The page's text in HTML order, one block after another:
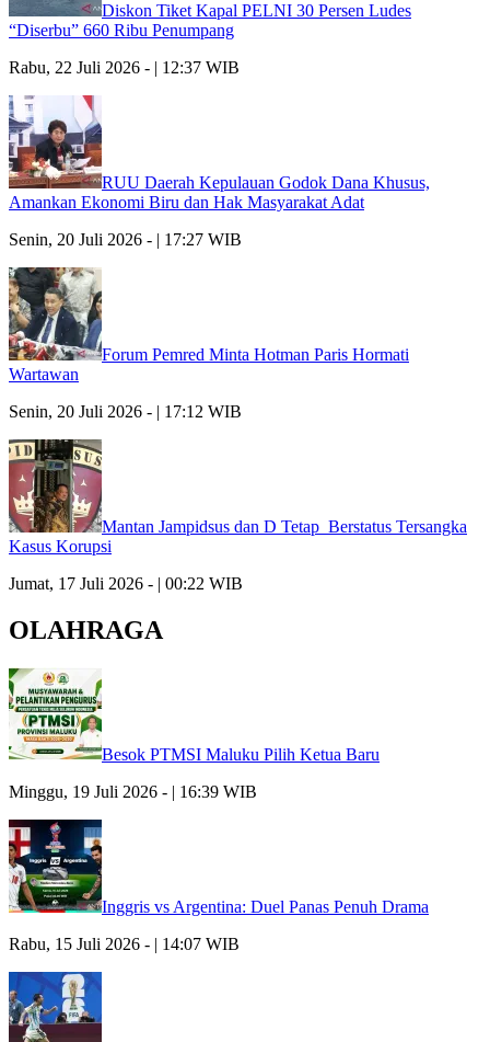
Diskon Tiket Kapal PELNI 30 Persen Ludes
“Diserbu” 660 Ribu Penumpang
Rabu, 22 Juli 2026 - | 12:37 WIB
RUU Daerah Kepulauan Godok Dana Khusus,
Amankan Ekonomi Biru dan Hak Masyarakat Adat
Senin, 20 Juli 2026 - | 17:27 WIB
Forum Pemred Minta Hotman Paris Hormati
Wartawan
Senin, 20 Juli 2026 - | 17:12 WIB
Mantan Jampidsus dan D Tetap Berstatus Tersangka
Kasus Korupsi
Jumat, 17 Juli 2026 - | 00:22 WIB
OLAHRAGA
Besok PTMSI Maluku Pilih Ketua Baru
Minggu, 19 Juli 2026 - | 16:39 WIB
Inggris vs Argentina: Duel Panas Penuh Drama
Rabu, 15 Juli 2026 - | 14:07 WIB